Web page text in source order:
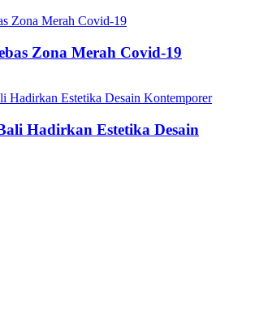
Zona Merah Covid-19
Hadirkan Estetika Desain